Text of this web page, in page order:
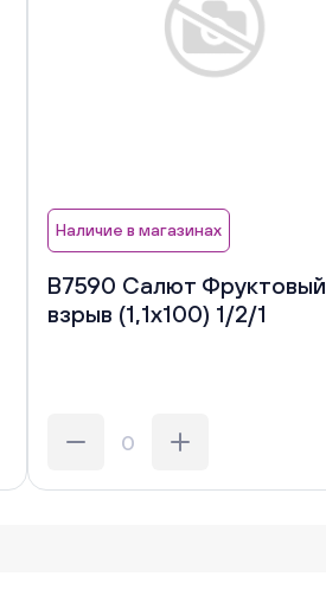
Наличие в магазинах
В7590 Салют Фруктовый
взрыв (1,1х100) 1/2/1